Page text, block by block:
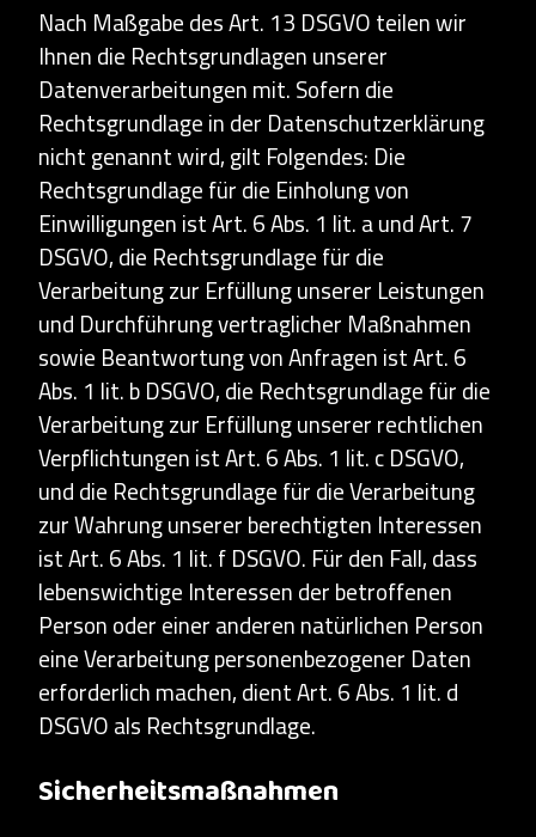
Nach Maßgabe des Art. 13 DSGVO teilen wir
Ihnen die Rechtsgrundlagen unserer
Datenverarbeitungen mit. Sofern die
Rechtsgrundlage in der Datenschutzerklärung
nicht genannt wird, gilt Folgendes: Die
Rechtsgrundlage für die Einholung von
Einwilligungen ist Art. 6 Abs. 1 lit. a und Art. 7
DSGVO, die Rechtsgrundlage für die
Verarbeitung zur Erfüllung unserer Leistungen
und Durchführung vertraglicher Maßnahmen
sowie Beantwortung von Anfragen ist Art. 6
Abs. 1 lit. b DSGVO, die Rechtsgrundlage für die
Verarbeitung zur Erfüllung unserer rechtlichen
Verpflichtungen ist Art. 6 Abs. 1 lit. c DSGVO,
und die Rechtsgrundlage für die Verarbeitung
zur Wahrung unserer berechtigten Interessen
ist Art. 6 Abs. 1 lit. f DSGVO. Für den Fall, dass
lebenswichtige Interessen der betroffenen
Person oder einer anderen natürlichen Person
eine Verarbeitung personenbezogener Daten
erforderlich machen, dient Art. 6 Abs. 1 lit. d
DSGVO als Rechtsgrundlage.
Sicherheitsmaßnahmen